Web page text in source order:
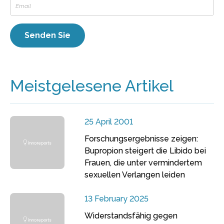
Meistgelesene Artikel
25 April 2001
Forschungsergebnisse zeigen:
Bupropion steigert die Libido bei
Frauen, die unter vermindertem
sexuellen Verlangen leiden
13 February 2025
Widerstandsfähig gegen